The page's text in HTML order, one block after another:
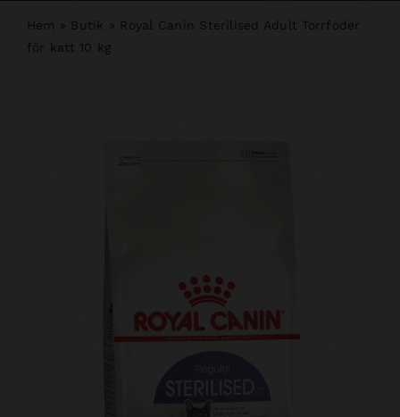
Hundsalong
Hem » Butik » Royal Canin Sterilised Adult Torrfoder
för katt 10 kg